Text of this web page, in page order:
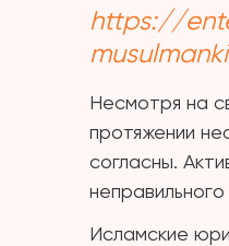
https://
Несмотря на
протяжении
согласны.
неправильного
Исламские